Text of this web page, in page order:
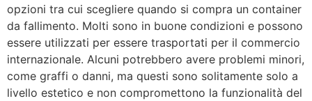
opzioni tra cui scegliere quando si compra un container
da fallimento. Molti sono in buone condizioni e possono
essere utilizzati per essere trasportati per il commercio
internazionale. Alcuni potrebbero avere problemi minori,
come graffi o danni, ma questi sono solitamente solo a
livello estetico e non compromettono la funzionalità del